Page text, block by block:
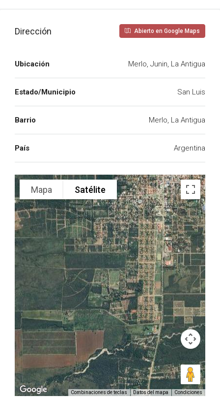
Dirección Abierto en Google Maps
Ubicación Merlo, Junin, La Antigua
Estado/Municipio San Luis
Barrio Merlo, La Antigua
País Argentina
Mapa Satélite
Combinaciones de teclas Datos del mapa Condiciones